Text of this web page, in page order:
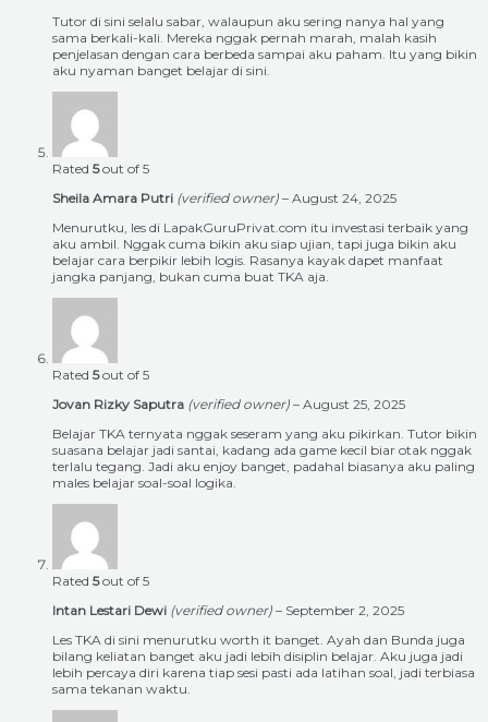
Tutor di sini selalu sabar, walaupun aku sering nanya hal yang
sama berkali-kali. Mereka nggak pernah marah, malah kasih
penjelasan dengan cara berbeda sampai aku paham. Itu yang bikin
aku nyaman banget belajar di sini.
Rated 5out of 5
Sheila Amara Putri (verified owner) – August 24, 2025
Menurutku, les di LapakGuruPrivat.com itu investasi terbaik yang
aku ambil. Nggak cuma bikin aku siap ujian, tapi juga bikin aku
belajar cara berpikir lebih logis. Rasanya kayak dapet manfaat
jangka panjang, bukan cuma buat TKA aja.
Rated 5out of 5
Jovan Rizky Saputra (verified owner) – August 25, 2025
Belajar TKA ternyata nggak seseram yang aku pikirkan. Tutor bikin
suasana belajar jadi santai, kadang ada game kecil biar otak nggak
terlalu tegang. Jadi aku enjoy banget, padahal biasanya aku paling
males belajar soal-soal logika.
Rated 5out of 5
Intan Lestari Dewi (verified owner) – September 2, 2025
Les TKA di sini menurutku worth it banget. Ayah dan Bunda juga
bilang keliatan banget aku jadi lebih disiplin belajar. Aku juga jadi
lebih percaya diri karena tiap sesi pasti ada latihan soal, jadi terbiasa
sama tekanan waktu.